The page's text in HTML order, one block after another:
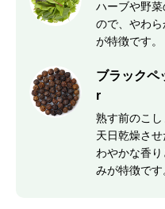
ハーブや野
ので、やわ
が特徴です。
ブラック
r
熟す前のこし
天日乾燥さ
わやかな香
みが特徴です